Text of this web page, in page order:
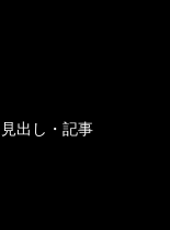
出し・記事